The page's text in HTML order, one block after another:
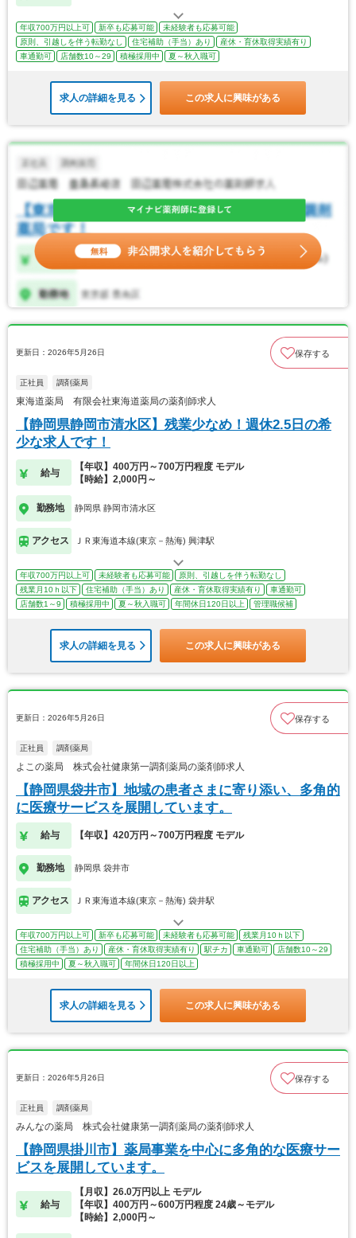
年収700万円以上可 新卒も応募可能
未経験者も応募可能
原則、引越しを伴う転勤なし
住宅補助（手当）あり
産休・育休取得実績有り
車通勤可
店舗数10～29 積極採用中 夏～秋入職可
求人の詳細を見る この求人に興味がある
更新日：2026年5月26日 保存する
正社員 調剤薬局
東海道薬局 有限会社東海道薬局の薬剤師求人
【静岡県静岡市清水区】残業少なめ！週休2.5日の希
少な求人です！
給与
【年収】400万円～700万円程度 モデル
【時給】2,000円～
勤務地 静岡県 静岡市清水区
アクセス ＪＲ東海道本線(東京－熱海) 興津駅
年収700万円以上可 未経験者も応募可能
原則、引越しを伴う転勤なし
残業月10ｈ以下
住宅補助（手当）あり 産休・育休取得実績有り
車通勤可
店舗数1～9
積極採用中 夏～秋入職可 年間休日120日以上 管理職候補
求人の詳細を見る この求人に興味がある
更新日：2026年5月26日 保存する
正社員 調剤薬局
よこの薬局 株式会社健康第一調剤薬局の薬剤師求人
【静岡県袋井市】地域の患者さまに寄り添い、多角的
に医療サービスを展開しています。
給与 【年収】420万円～700万円程度 モデル
勤務地 静岡県 袋井市
アクセス ＪＲ東海道本線(東京－熱海) 袋井駅
年収700万円以上可 新卒も応募可能 未経験者も応募可能
残業月10ｈ以下
住宅補助（手当）あり
産休・育休取得実績有り 駅チカ 車通勤可
店舗数10～29
積極採用中
夏～秋入職可 年間休日120日以上
求人の詳細を見る この求人に興味がある
更新日：2026年5月26日 保存する
正社員 調剤薬局
みんなの薬局 株式会社健康第一調剤薬局の薬剤師求人
【静岡県掛川市】薬局事業を中心に多角的な医療サー
ビスを展開しています。
給与
【月収】26.0万円以上 モデル
【年収】400万円～600万円程度 24歳～モデル
【時給】2,000円～